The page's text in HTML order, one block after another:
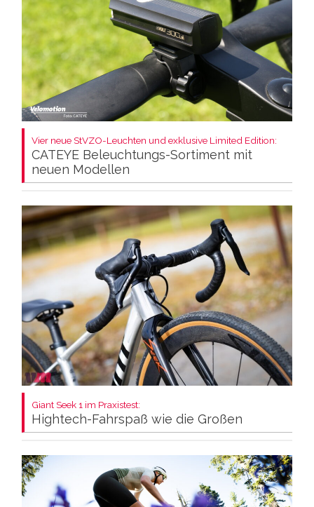
Vier neue StVZO-Leuchten und exklusive Limited Edition:
CATEYE Beleuchtungs-Sortiment mit
neuen Modellen
Giant Seek 1 im Praxistest:
Hightech-Fahrspaß wie die Großen